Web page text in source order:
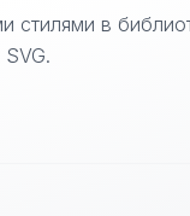
стилями в